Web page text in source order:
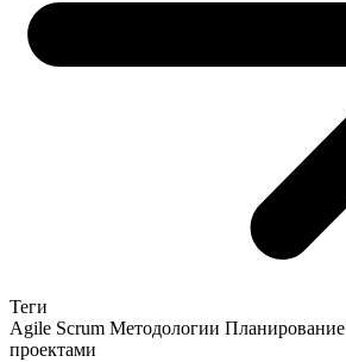
Теги
Agile Scrum Методологии Планирование
проектами